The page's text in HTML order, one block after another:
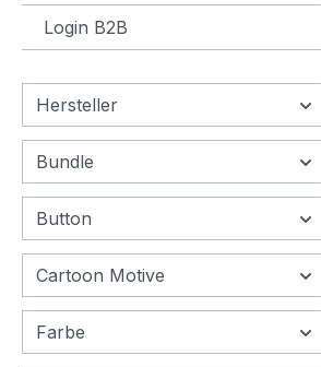
Login B2B
Hersteller
Bundle
Button
Cartoon Motive
Farbe